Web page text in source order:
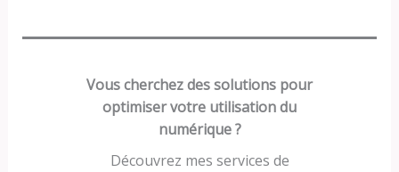
Vous cherchez des solutions pour
optimiser votre utilisation du
numérique ?
Découvrez mes services de